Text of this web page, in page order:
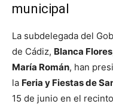
municipal
La subdelegada del
de Cádiz, Blanca Flores
María Román, han
la Feria y Fiestas de
15 de junio en el